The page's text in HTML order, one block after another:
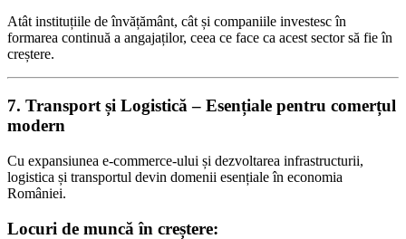
Atât instituțiile de învățământ, cât și companiile investesc în
formarea continuă a angajaților, ceea ce face ca acest sector să fie în
creștere.
7. Transport și Logistică – Esențiale pentru comerțul
modern
Cu expansiunea e-commerce-ului și dezvoltarea infrastructurii,
logistica și transportul devin domenii esențiale în economia
României.
Locuri de muncă în creștere: